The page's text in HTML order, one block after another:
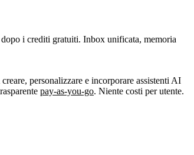
dopo i crediti gratuiti. Inbox unificata, memoria
personalizzare e incorporare assistenti AI
pay-as-you-go. Niente costi per utente.